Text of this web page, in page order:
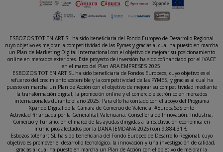
ESBOZOS TOT EN ART SL ha sido beneficiaria del Fondo Europeo de Desarrollo Regional
cuyo objetivo es mejorar la competitividad de las Pymes y gracias al cual ha puesto en marcha
un Plan de Marketing Digital Internacional con el objetivo de mejorar su posicionamiento
online en mercados exteriores. Este proyecto de inversión ha sido cofinanciado por el IVACE
en el marco del Plan ARA EMPRESES 2025.
ESBOZOS TOT EN ART SL ha sido beneficiaria de Fondos Europeos, cuyo objetivo es el
refuerzo del crecimiento sostenible y la competitividad de las PYMES, y gracias al cual ha
puesto en marcha un Plan de Acción con el objetivo de mejorar su competitividad mediante
la transformación digital, la promoción online y el comercio electrónico en mercados
internacionales durante el año 2025. Para ello ha contado con el apoyo del Programa
Xpande Digital de la Cámara de Comercio de Valencia. #EuropaSeSiente
Actividad financiada por la Generalitat Valenciana, Conselleria de Innovación, Industria,
Comercio y Turismo, en el marco de las ayudas dirigidas a la reactivación económica en
municipios afectados por la DANA (EMDANA 2025) con 9.884,31 €.
Esbozos totenart SL ha sido beneficiaria del Fondo Europeo de Desarrollo Regional, cuyo
objetivo es promover el desarrollo tecnológico, la innovación y una investigación de calidad,
gracias al cual ha puesto en marcha un Plan de Acción con el objetivo de mejorar la